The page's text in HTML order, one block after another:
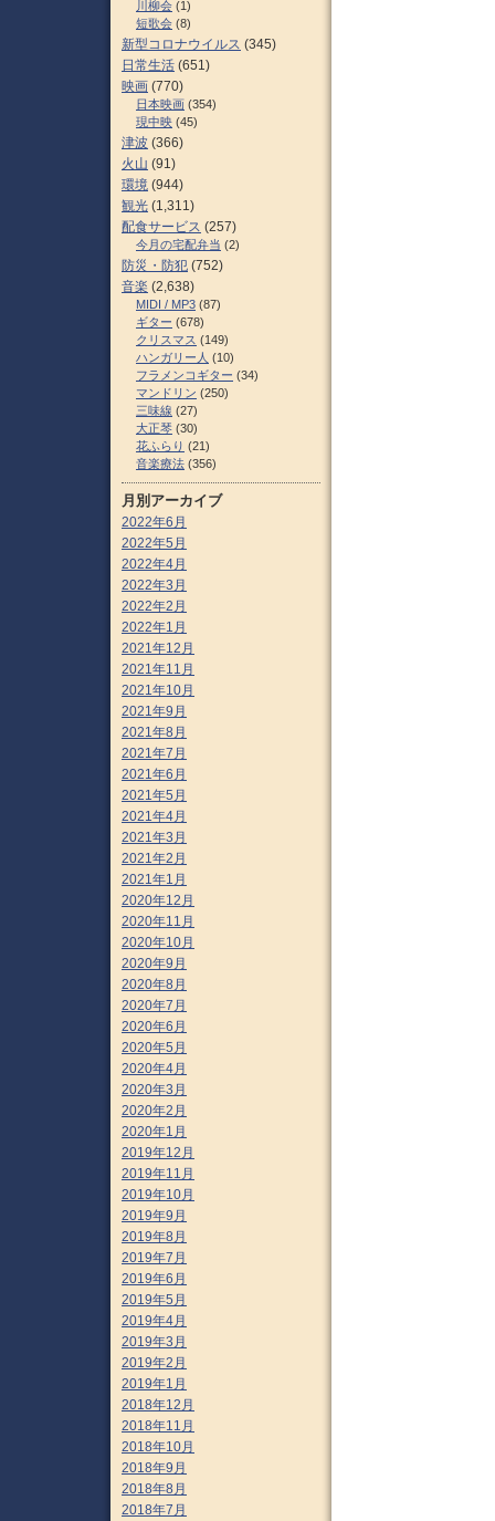
川柳会 (1)
短歌会 (8)
新型コロナウイルス (345)
日常生活 (651)
映画 (770)
日本映画 (354)
現中映 (45)
津波 (366)
火山 (91)
環境 (944)
観光 (1,311)
配食サービス (257)
今月の宅配弁当 (2)
防災・防犯 (752)
音楽 (2,638)
MIDI / MP3 (87)
ギター (678)
クリスマス (149)
ハンガリー人 (10)
フラメンコギター (34)
マンドリン (250)
三味線 (27)
大正琴 (30)
花ふらり (21)
音楽療法 (356)
月別アーカイブ
2022年6月
2022年5月
2022年4月
2022年3月
2022年2月
2022年1月
2021年12月
2021年11月
2021年10月
2021年9月
2021年8月
2021年7月
2021年6月
2021年5月
2021年4月
2021年3月
2021年2月
2021年1月
2020年12月
2020年11月
2020年10月
2020年9月
2020年8月
2020年7月
2020年6月
2020年5月
2020年4月
2020年3月
2020年2月
2020年1月
2019年12月
2019年11月
2019年10月
2019年9月
2019年8月
2019年7月
2019年6月
2019年5月
2019年4月
2019年3月
2019年2月
2019年1月
2018年12月
2018年11月
2018年10月
2018年9月
2018年8月
2018年7月